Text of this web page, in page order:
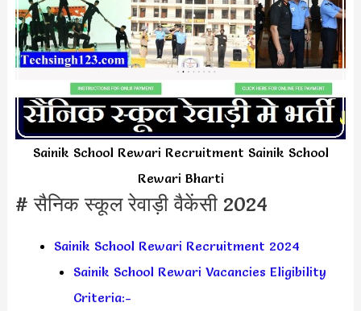
Sainik School Rewari Recruitment Sainik School
Rewari Bharti
# सैनिक स्कूल रेवाड़ी वैकेंसी 2024
Sainik School Rewari Recruitment 2024
Sainik School Rewari Vacancies Eligibility
Criteria:-